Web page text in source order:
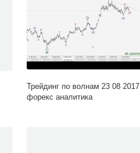
Трейдинг по волнам 23 08 2017
форекс аналитика